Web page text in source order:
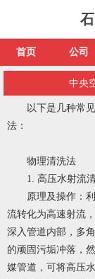
首页 公司
中央
以下是几种常
法：
物理清洗法
1. 高压水射流
原理及操作：
流转化为高速射流
深入管道内部，多
的顽固污垢冲落，
媒管道，可将高压